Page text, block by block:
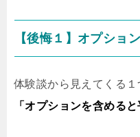
【後悔１】オプショ
体験談から見えてくる
「オプションを含めると